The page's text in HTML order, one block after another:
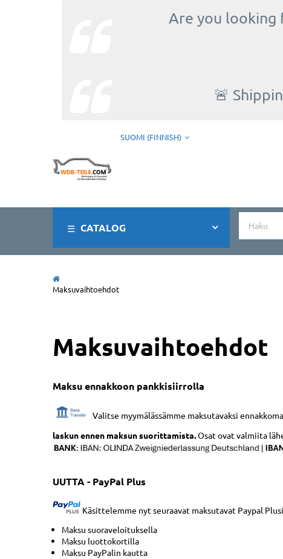
Are you looking
🚨
SUOMI (FINNISH)
CATALOG
Maksuvaihtoehdot
Maksuvaihtoehdot
Maksu ennakkoon pankkisiirrolla
Valitse myymälässämme maksutavaksi
laskun ennen maksun suorittamista.Osat ovat valmiita
UUTTA - PayPal Plus
Käsittelemme nyt seuraavat maksutavat Paypal
Maksu suoraveloituksella
Maksu luottokortilla
Maksu PayPalin kautta